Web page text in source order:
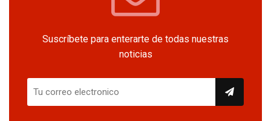
Suscríbete para enterarte de todas nuestras
noticias